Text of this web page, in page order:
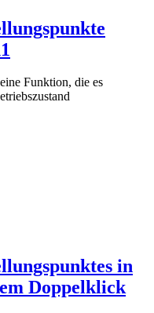
Funktion, die es
in
Doppelklick